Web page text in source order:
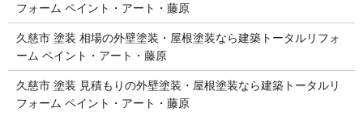
フォーム ペイント・アート・藤原
久慈市 塗装 相場の外壁塗装・屋根塗装なら建築トータルリフォ
ーム ペイント・アート・藤原
久慈市 塗装 見積もりの外壁塗装・屋根塗装なら建築トータルリ
フォーム ペイント・アート・藤原